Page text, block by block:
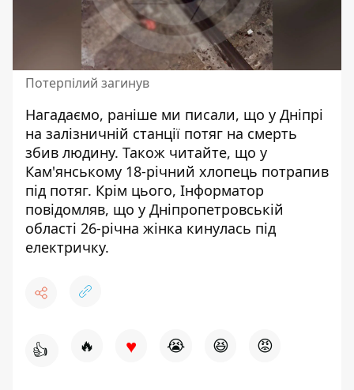
Потерпілий загинув
Нагадаємо, раніше ми писали, що у Дніпрі
на залізничній станції потяг на смерть
збив людину. Також читайте, що у
Кам'янському 18-річний хлопець потрапив
під потяг. Крім цього, Інформатор
повідомляв, що у Дніпропетровській
області 26-річна жінка кинулась під
електричку.
👍 🔥 ♥ 😭 😆 😡